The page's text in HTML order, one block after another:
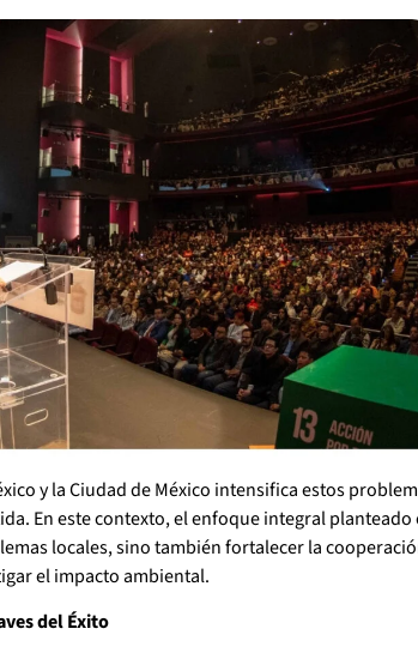
y la Ciudad de México intensifica estos
En este contexto, el enfoque integral planteado
locales, sino también fortalecer la
el impacto ambiental.
del Éxito